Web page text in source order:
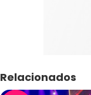
Relacionados